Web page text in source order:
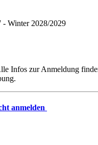
- Winter 2028/2029
Infos zur Anmeldung
anmelden